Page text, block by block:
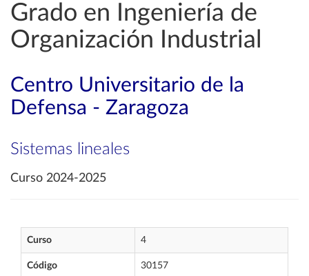
Grado en Ingeniería de
Organización Industrial
Centro Universitario de la
Defensa - Zaragoza
Sistemas lineales
Curso 2024-2025
Curso 4
Código 30157